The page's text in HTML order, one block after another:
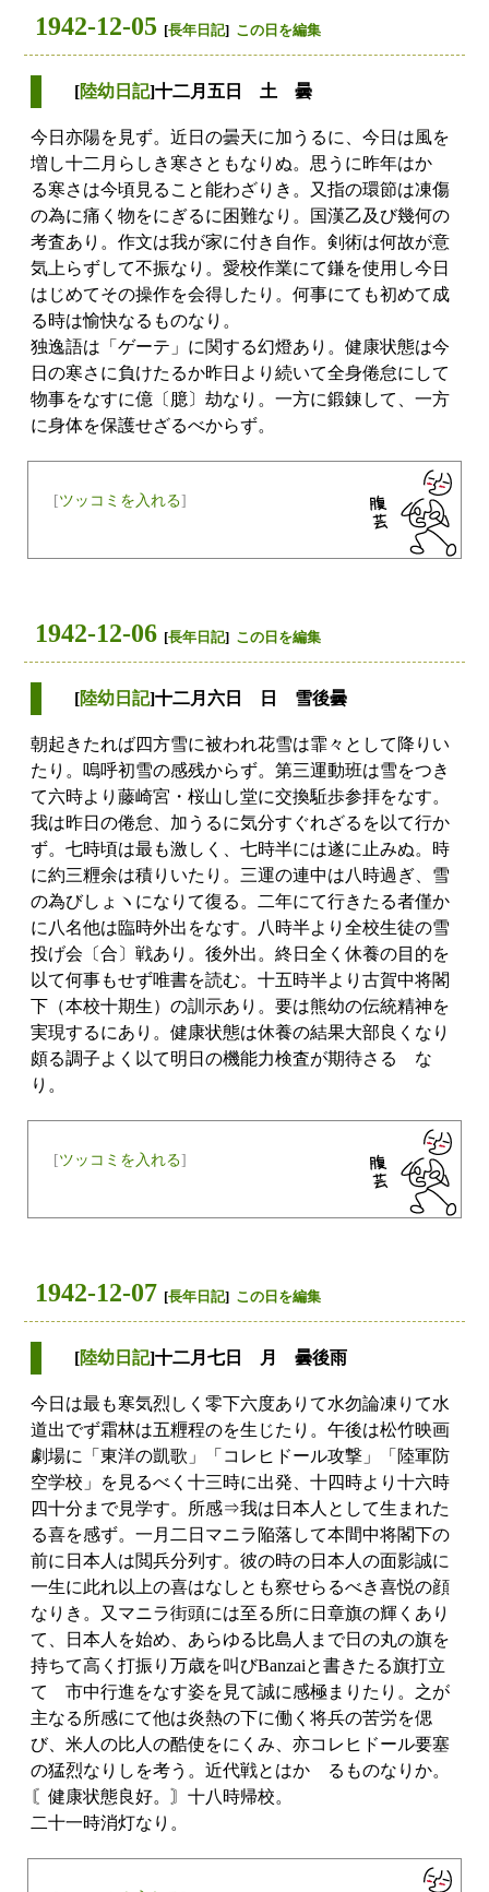
1942-12-05 [長年日記] この日を編集
[陸幼日記]十二月五日 土 曇
今日亦陽を見ず。近日の曇天に加うるに、今日は風を
増し十二月らしき寒さともなりぬ。思うに昨年はかゝ
る寒さは今頃見ること能わざりき。又指の環節は凍傷
の為に痛く物をにぎるに困難なり。国漢乙及び幾何の
考査あり。作文は我が家に付き自作。剣術は何故が意
気上らずして不振なり。愛校作業にて鎌を使用し今日
はじめてその操作を会得したり。何事にても初めて成
る時は愉快なるものなり。
独逸語は「ゲーテ」に関する幻燈あり。健康状態は今
日の寒さに負けたるか昨日より続いて全身倦怠にして
物事をなすに億〔臆〕劫なり。一方に鍛錬して、一方
に身体を保護せざるべからず。
[ツッコミを入れる]
1942-12-06 [長年日記] この日を編集
[陸幼日記]十二月六日 日 雪後曇
朝起きたれば四方雪に被われ花雪は霏々として降りい
たり。嗚呼初雪の感残からず。第三運動班は雪をつき
て六時より藤崎宮・桜山し堂に交換駈歩参拝をなす。
我は昨日の倦怠、加うるに気分すぐれざるを以て行か
ず。七時頃は最も激しく、七時半には遂に止みぬ。時
に約三糎余は積りいたり。三運の連中は八時過ぎ、雪
の為びしょヽになりて復る。二年にて行きたる者僅か
に八名他は臨時外出をなす。八時半より全校生徒の雪
投げ会〔合〕戦あり。後外出。終日全く休養の目的を
以て何事もせず唯書を読む。十五時半より古賀中将閣
下（本校十期生）の訓示あり。要は熊幼の伝統精神を
実現するにあり。健康状態は休養の結果大部良くなり
頗る調子よく以て明日の機能力検査が期待さるゝな
り。
[ツッコミを入れる]
1942-12-07 [長年日記] この日を編集
[陸幼日記]十二月七日 月 曇後雨
今日は最も寒気烈しく零下六度ありて水勿論凍りて水
道出でず霜林は五糎程のを生じたり。午後は松竹映画
劇場に「東洋の凱歌」「コレヒドール攻撃」「陸軍防
空学校」を見るべく十三時に出発、十四時より十六時
四十分まで見学す。所感⇒我は日本人として生まれた
る喜を感ず。一月二日マニラ陥落して本間中将閣下の
前に日本人は閲兵分列す。彼の時の日本人の面影誠に
一生に此れ以上の喜はなしとも察せらるべき喜悦の顔
なりき。又マニラ街頭には至る所に日章旗の輝くあり
て、日本人を始め、あらゆる比島人まで日の丸の旗を
持ちて高く打振り万歳を叫びBanzaiと書きたる旗打立
てゝ市中行進をなす姿を見て誠に感極まりたり。之が
主なる所感にて他は炎熱の下に働く将兵の苦労を偲
び、米人の比人の酷使をにくみ、亦コレヒドール要塞
の猛烈なりしを考う。近代戦とはかゝるものなりか。
〘健康状態良好。〙十八時帰校。
二十一時消灯なり。